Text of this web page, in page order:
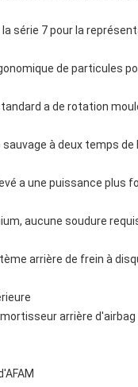
série 7 pour la
de particules
a de rotation
à deux temps
a une puissance plus
aucune soudure
arrière de frein à
arrière